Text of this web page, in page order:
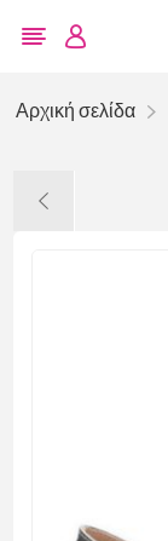
Αρχική σελίδα